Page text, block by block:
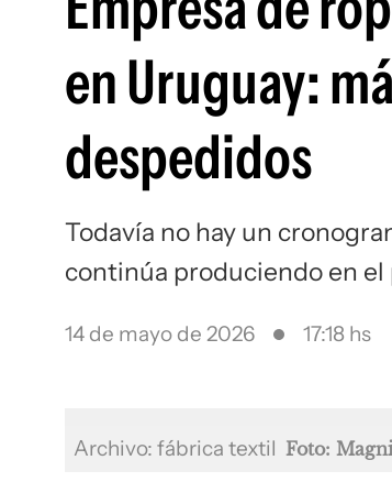
en Uruguay:
despedidos
Todavía no hay un
continúa produciendo en el
14 de mayo de 2026 17:18 hs
Archivo: fábrica textil Foto: